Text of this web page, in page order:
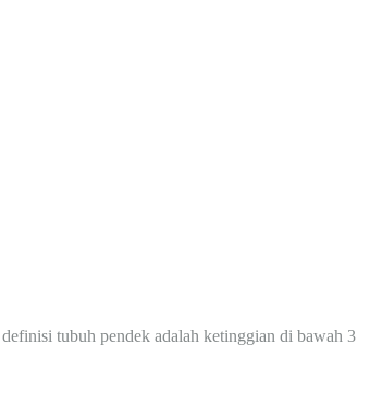
tubuh pendek adalah ketinggian di bawah 3